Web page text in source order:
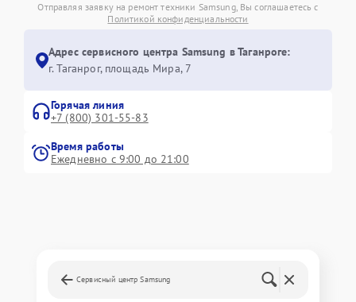
Отправляя заявку на ремонт техники Samsung, Вы соглашаетесь с
Политикой конфиденциальности
Адрес сервисного центра Samsung в Таганроге:
г. Таганрог, площадь Мира, 7
Горячая линия
+7 (800) 301-55-83
Время работы
Ежедневно с 9:00 до 21:00
Сервисный центр Samsung